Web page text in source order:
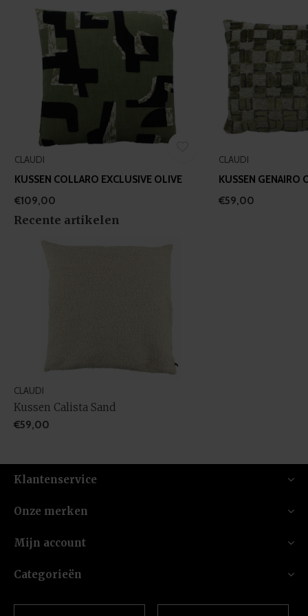
CLAUDI
KUSSEN COLLARO EXCLUSIVE OLIVE
€109,00
CLAUDI
KUSSEN GENAIRO
€59,00
Recente artikelen
CLAUDI
Kussen Calista Sand
€59,00
Klantenservice
Onze merken
Mijn account
Categorieën